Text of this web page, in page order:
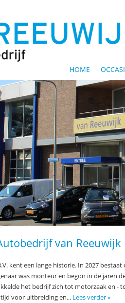
HOME
van Reeuwijk
kent een lange historie. In 2027
was monteur en begon in de jaren
het bedrijf zich tot motorzaak en -
voor uitbreiding en... Lees verder »